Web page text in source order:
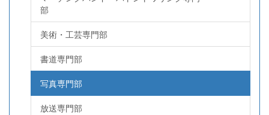
部
美術・工芸専門部
書道専門部
写真専門部
放送専門部